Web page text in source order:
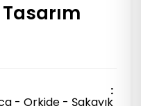
- Orkide - Şakayık